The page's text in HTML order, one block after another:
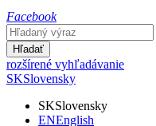
Facebook
Hľadať
rozšírené vyhľadávanie
SKSlovensky
SKSlovensky
ENEnglish